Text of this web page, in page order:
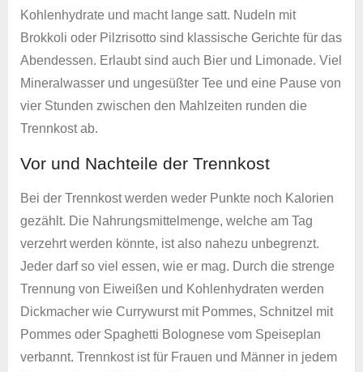
Kohlenhydrate und macht lange satt. Nudeln mit
Brokkoli oder Pilzrisotto sind klassische Gerichte für das
Abendessen. Erlaubt sind auch Bier und Limonade. Viel
Mineralwasser und ungesüßter Tee und eine Pause von
vier Stunden zwischen den Mahlzeiten runden die
Trennkost ab.
Vor und Nachteile der Trennkost
Bei der Trennkost werden weder Punkte noch Kalorien
gezählt. Die Nahrungsmittelmenge, welche am Tag
verzehrt werden könnte, ist also nahezu unbegrenzt.
Jeder darf so viel essen, wie er mag. Durch die strenge
Trennung von Eiweißen und Kohlenhydraten werden
Dickmacher wie Currywurst mit Pommes, Schnitzel mit
Pommes oder Spaghetti Bolognese vom Speiseplan
verbannt. Trennkost ist für Frauen und Männer in jedem